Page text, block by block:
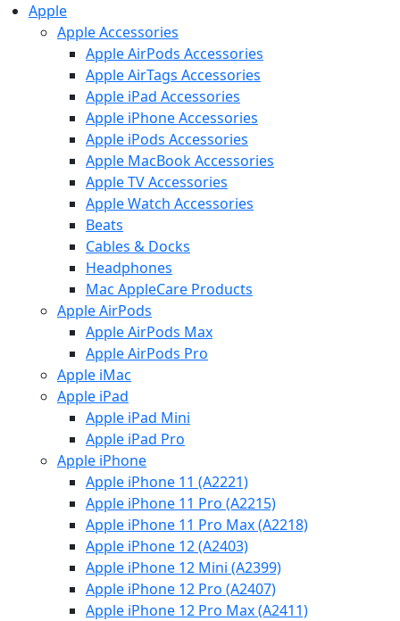
Apple
Apple Accessories
Apple AirPods Accessories
Apple AirTags Accessories
Apple iPad Accessories
Apple iPhone Accessories
Apple iPods Accessories
Apple MacBook Accessories
Apple TV Accessories
Apple Watch Accessories
Beats
Cables & Docks
Headphones
Mac AppleCare Products
Apple AirPods
Apple AirPods Max
Apple AirPods Pro
Apple iMac
Apple iPad
Apple iPad Mini
Apple iPad Pro
Apple iPhone
Apple iPhone 11 (A2221)
Apple iPhone 11 Pro (A2215)
Apple iPhone 11 Pro Max (A2218)
Apple iPhone 12 (A2403)
Apple iPhone 12 Mini (A2399)
Apple iPhone 12 Pro (A2407)
Apple iPhone 12 Pro Max (A2411)